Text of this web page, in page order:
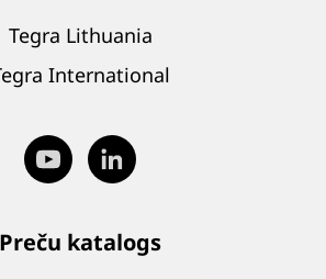
Tegra Lithuania
International
Preču katalogs